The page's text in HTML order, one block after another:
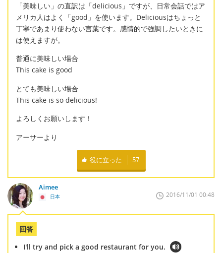
「美味しい」の直訳は「delicious」ですが、日常会話ではア
メリカ人はよく「good」を使います。Deliciousはちょっと
丁寧であまり使わない言葉です。感情的で強調したいときに
は使えますが。
普通に美味しい場合
This cake is good
とても美味しい場合
This cake is so delicious!
よろしくお願いします！
アーサーより
役に立った 57
Aimee
日本 2016/11/01 00:48
回答
I'll try and pick a good restaurant for you.